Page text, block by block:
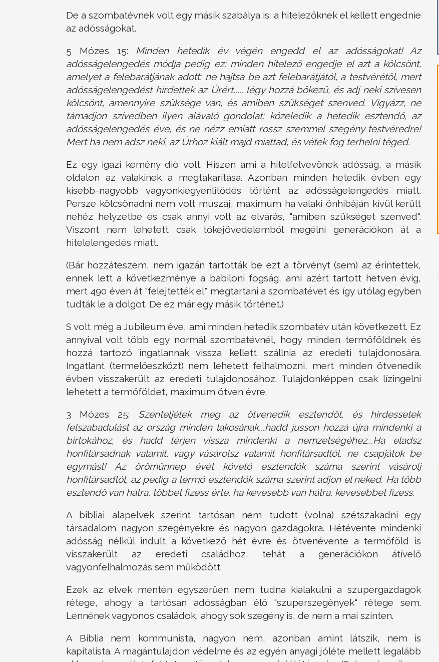
De a szombatévnek volt egy másik szabálya is: a hitelezőknek el kellett engednie
az adósságokat.
5 Mózes 15: Minden hetedik év végén engedd el az adósságokat! Az
adósságelengedés módja pedig ez: minden hitelező engedje el azt a kölcsönt,
amelyet a felebarátjának adott: ne hajtsa be azt felebarátjától, a testvérétől, mert
adósságelengedést hirdettek az Úrért..... légy hozzá bőkezű, és adj neki szívesen
kölcsönt, amennyire szüksége van, és amiben szükséget szenved. Vigyázz, ne
támadjon szívedben ilyen alávaló gondolat: közeledik a hetedik esztendő, az
adósságelengedés éve, és ne nézz emiatt rossz szemmel szegény testvéredre!
Mert ha nem adsz neki, az Úrhoz kiált majd miattad, és vétek fog terhelni téged.
Ez egy igazi kemény dió volt. Hiszen ami a hitelfelvevőnek adósság, a másik
oldalon az valakinek a megtakarítása. Azonban minden hetedik évben egy
kisebb-nagyobb vagyonkiegyenlítődés történt az adósságelengedés miatt.
Persze kölcsönadni nem volt muszáj, maximum ha valaki önhibáján kívül került
nehéz helyzetbe és csak annyi volt az elvárás, "amiben szükséget szenved".
Viszont nem lehetett csak tőkejövedelemből megélni generációkon át a
hitelelengedés miatt.
(Bár hozzáteszem, nem igazán tartották be ezt a törvényt (sem) az érintettek,
ennek lett a következménye a babiloni fogság, ami azért tartott hetven évig,
mert 490 éven át "felejtették el" megtartani a szombatévet és így utólag egyben
tudták le a dolgot. De ez már egy másik történet.)
S volt még a Jubileum éve, ami minden hetedik szombatév után következett. Ez
annyival volt több egy normál szombatévnél, hogy minden termőföldnek és
hozzá tartozó ingatlannak vissza kellett szállnia az eredeti tulajdonosára.
Ingatlant (termelőeszközt) nem lehetett felhalmozni, mert minden ötvenedik
évben visszakerült az eredeti tulajdonosához. Tulajdonképpen csak lízingelni
lehetett a termőföldet, maximum ötven évre.
3 Mózes 25: Szenteljétek meg az ötvenedik esztendőt, és hirdessetek
felszabadulást az ország minden lakosának...hadd jusson hozzá újra mindenki a
birtokához, és hadd térjen vissza mindenki a nemzetségéhez...Ha eladsz
honfitársadnak valamit, vagy vásárolsz valamit honfitársadtól, ne csapjátok be
egymást! Az örömünnep évét követő esztendők száma szerint vásárolj
honfitársadtól, az pedig a termő esztendők száma szerint adjon el neked. Ha több
esztendő van hátra, többet fizess érte, ha kevesebb van hátra, kevesebbet fizess.
A bibliai alapelvek szerint tartósan nem tudott (volna) szétszakadni egy
társadalom nagyon szegényekre és nagyon gazdagokra. Hétévente mindenki
adósság nélkül indult a következő hét évre és ötvenévente a termőföld is
visszakerült az eredeti családhoz, tehát a generációkon átívelő
vagyonfelhalmozás sem működött.
Ezek az elvek mentén egyszerűen nem tudna kialakulni a szupergazdagok
rétege, ahogy a tartósan adósságban élő "szuperszegények" rétege sem.
Lennének vagyonos családok, ahogy sok szegény is, de nem a mai szinten.
A Biblia nem kommunista, nagyon nem, azonban amint látszik, nem is
kapitalista. A magántulajdon védelme és az egyén anyagi jóléte mellett legalább